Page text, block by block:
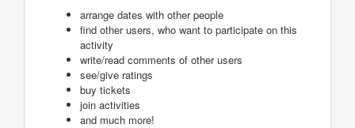
arrange dates with other people
find other users, who want to participate on this
activity
write/read comments of other users
see/give ratings
buy tickets
join activities
and much more!